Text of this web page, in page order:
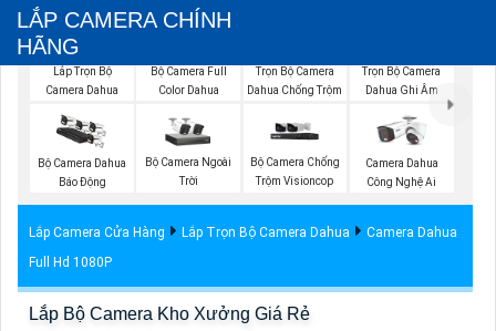
LẮP CAMERA CHÍNH
HÃNG
Lắp Trọn Bộ
Camera Dahua
Bộ Camera Full
Color Dahua
Trọn Bộ Camera
Dahua Chống Trộm
Trọn Bộ Camera
Dahua Ghi Âm
Bộ Camera Dahua
Báo Động
Bộ Camera Ngoài
Trời
Bộ Camera Chống
Trộm Visioncop
Camera Dahua
Công Nghệ Ai
Lắp Camera Cửa Hàng Lắp Trọn Bộ Camera Dahua
Camera Dahua
Full Hd 1080P
Lắp Bộ Camera Kho Xưởng Giá Rẻ